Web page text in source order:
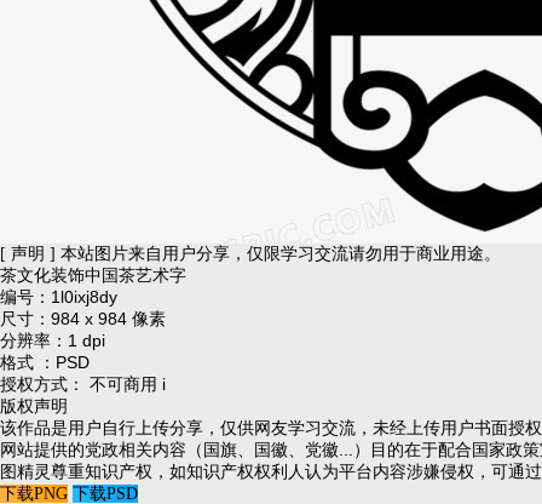
[ 声明 ] 本站图片来自用户分享，仅限学习交流请勿用于商业用途。
茶文化装饰中国茶艺术字
编号：1l0ixj8dy
尺寸：984 x 984 像素
分辨率：1 dpi
格式 ：PSD
授权方式： 不可商用 i
版权声明
该作品是用户自行上传分享，仅供网友学习交流，未经上传用户书面授
网站提供的党政相关内容（国旗、国徽、党徽...）目的在于配合国家政
图精灵尊重知识产权，如知识产权权利人认为平台内容涉嫌侵权，可通
下载PNG 下载PSD